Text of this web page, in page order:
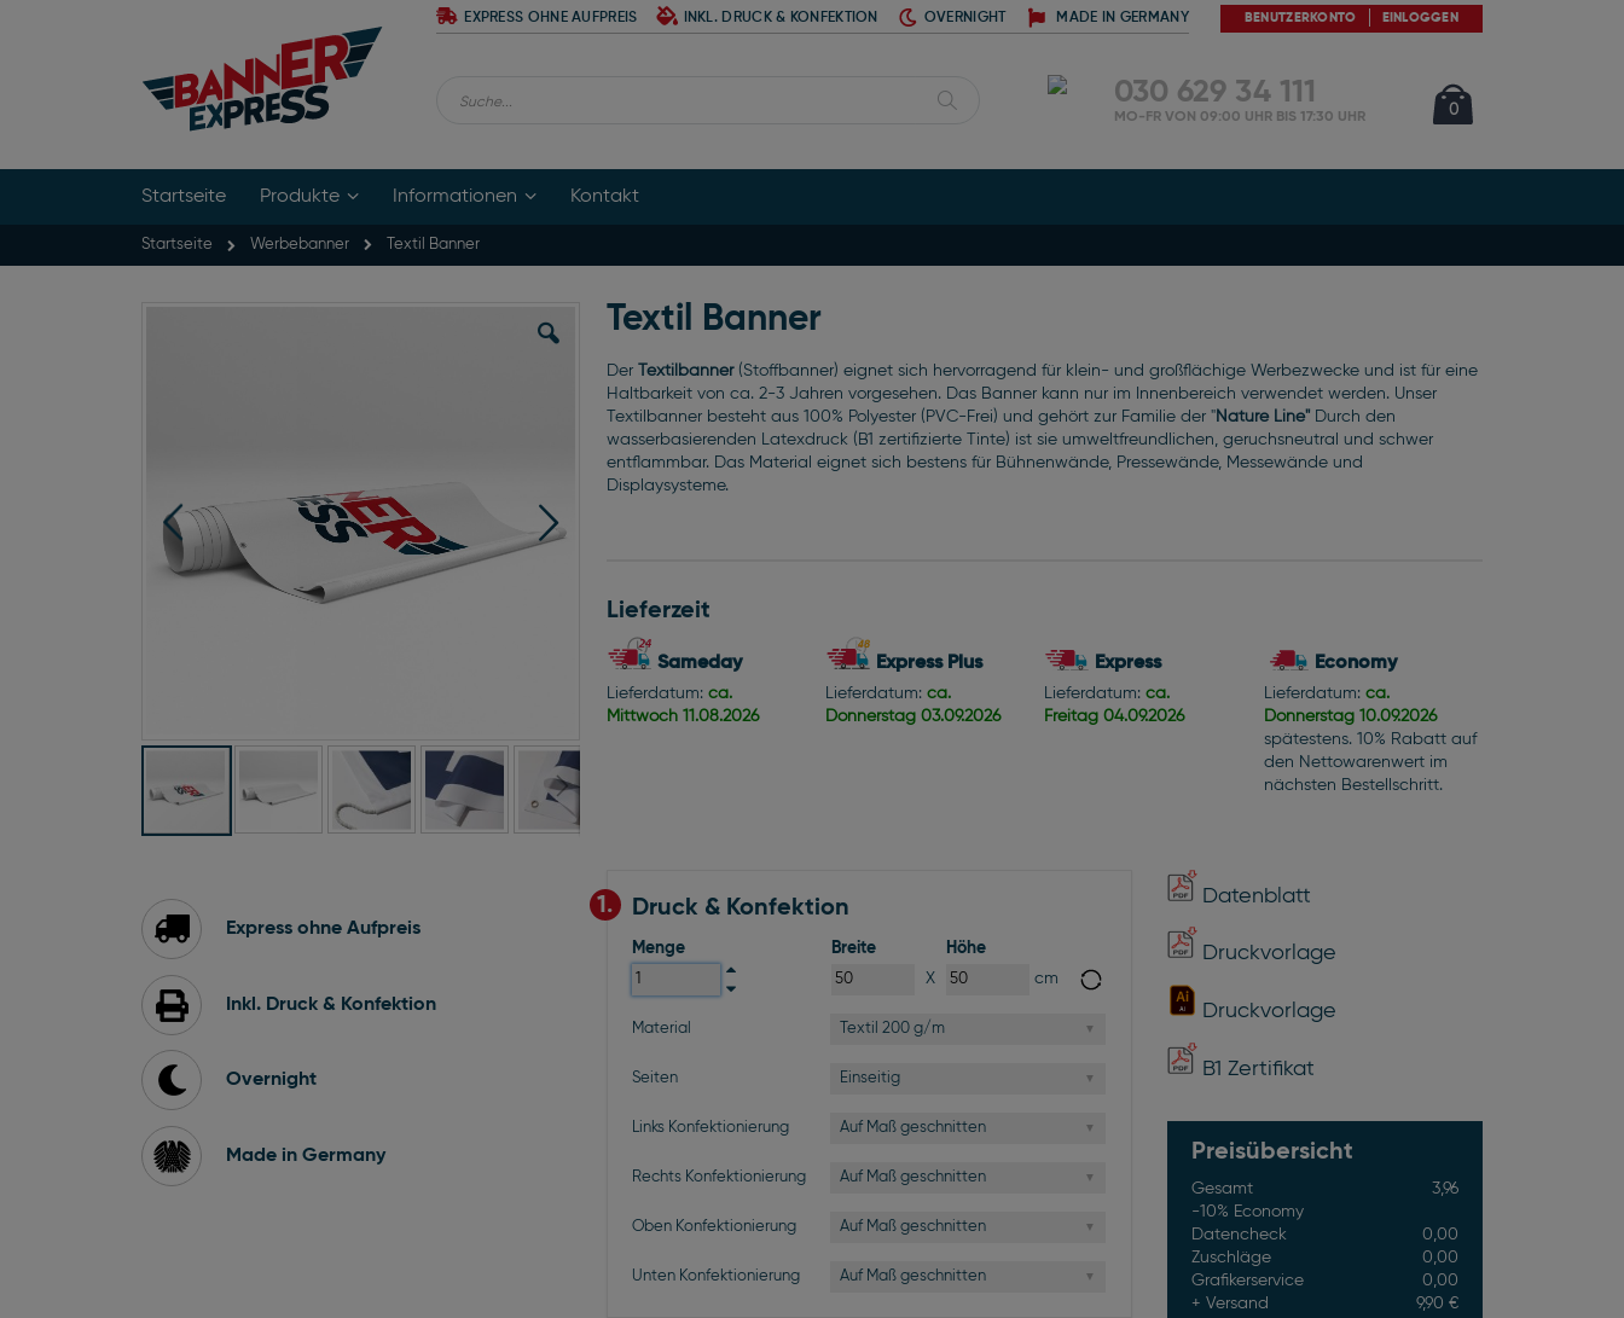
EXPRESS OHNE AUFPREIS INKL. DRUCK & KONFEKTION OVERNIGHT MADE IN GERMANY BENUTZERKONTO EINLOGGEN
0Artikel
030 629 34 111
MO-FR VON 09:00 UHR BIS 17:30 UHR
Startseite Produkte Informationen Kontakt
Startseite Werbebanner Textil Banner
Bildgalerie
springen
Express ohne Aufpreis
Inkl. Druck & Konfektion
Overnight
Made in Germany
Textil Banner
Der Textilbanner(Stoffbanner) eignet sich hervorragend für klein- und großflächige Werbezwecke und ist für eine
Haltbarkeit von ca. 2-3 Jahren vorgesehen. Das Banner kann nur im Innenbereich verwendet werden. Unser
Textilbanner besteht aus 100% Polyester (PVC-Frei) und gehört zur Familie der "Nature Line" Durch den
wasserbasierenden Latexdruck (B1 zertifizierte Tinte) ist sie umweltfreundlichen, geruchsneutral und schwer
entflammbar. Das Material eignet sich bestens für Bühnenwände, Pressewände, Messewände und
Displaysysteme.
Lieferzeit
Sameday
Lieferdatum: ca.
Mittwoch 11.08.2026
Express Plus
Lieferdatum: ca.
Donnerstag 03.09.2026
Express
Lieferdatum: ca.
Freitag 04.09.2026
Economy
Lieferdatum: ca.
Donnerstag 10.09.2026
spätestens. 10% Rabatt auf
den Nettowarenwert im
nächsten Bestellschritt.
Datenblatt
Druckvorlage
Druckvorlage
B1 Zertifikat
1. Druck & Konfektion
Menge
Breite
X
Höhe
cm
Material Textil 200 g/m
Seiten Einseitig
Links Konfektionierung Auf Maß geschnitten
Rechts Konfektionierung Auf Maß geschnitten
Oben Konfektionierung Auf Maß geschnitten
Unten Konfektionierung Auf Maß geschnitten
Preisübersicht
Gesamt
3,96
-10% Economy
Datencheck
0,00
Zuschläge
0,00
Grafikerservice
0,00
Versand
9,90 €